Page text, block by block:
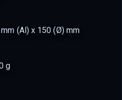
(Al) x 150 (Ø) mm
g